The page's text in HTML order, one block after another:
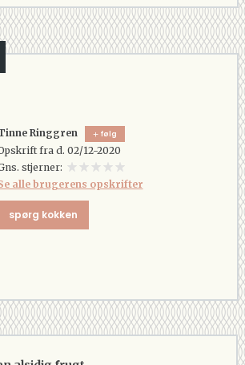
Ringgren følg
fra d. 02/12-2020
stjerner:
alle brugerens opskrifter
spørg kokken